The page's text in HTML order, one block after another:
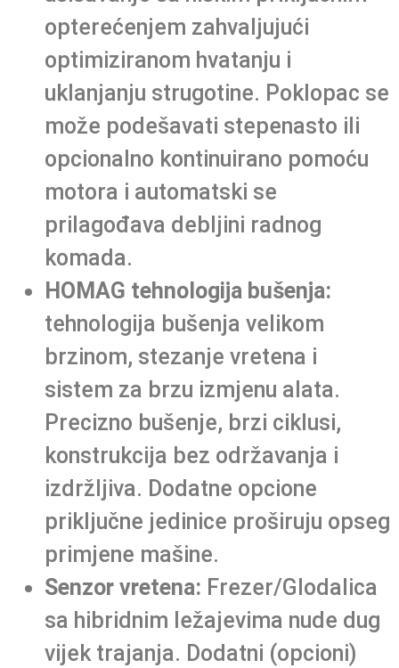
opterećenjem zahvaljujući
optimiziranom hvatanju i
uklanjanju strugotine. Poklopac se
može podešavati stepenasto ili
opcionalno kontinuirano pomoću
motora i automatski se
prilagođava debljini radnog
komada.
HOMAG tehnologija bušenja:
tehnologija bušenja velikom
brzinom, stezanje vretena i
sistem za brzu izmjenu alata.
Precizno bušenje, brzi ciklusi,
konstrukcija bez održavanja i
izdržljiva. Dodatne opcione
priključne jedinice proširuju opseg
primjene mašine.
Senzor vretena: Frezer/Glodalica
sa hibridnim ležajevima nude dug
vijek trajanja. Dodatni (opcioni)